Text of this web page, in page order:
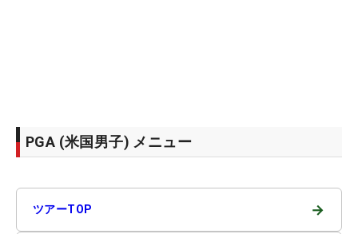
PGA (米国男子) メニュー
ツアーTOP →